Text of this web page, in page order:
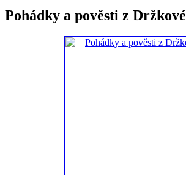
Pohádky a pověsti z Držkové